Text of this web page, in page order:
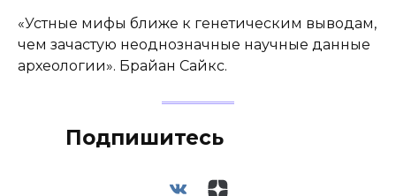
«Устные мифы ближе к генетическим выводам,
чем зачастую неоднозначные научные данные
археологии». Брайан Сайкс.
Подпишитесь